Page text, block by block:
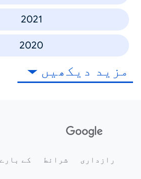
2021
2020
مزید دیکھیں
رازداری شرائط کے